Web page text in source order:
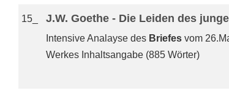
15_ J.W. Goethe - Die Leiden des
Intensive Analayse des Briefes vom
Werkes Inhaltsangabe (885 Wörter)